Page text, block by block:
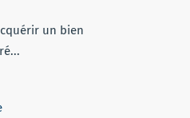
un bien